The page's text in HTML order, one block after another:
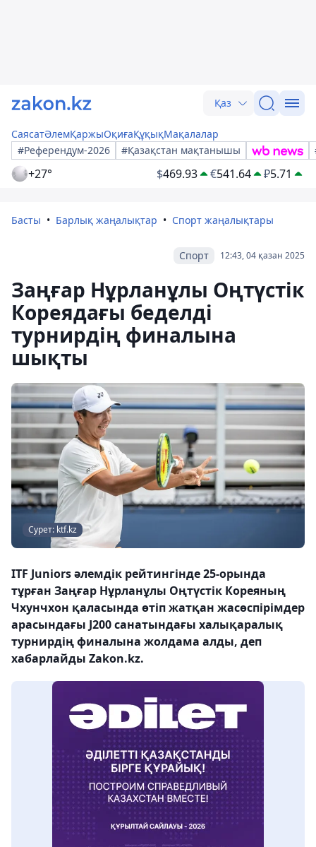
Қаз
СаясатӘлемҚаржыОқиғаҚұқықМақалалар
#Референдум-2026
#Қазақстан мақтанышы
+27° $469.93 €541.64 ₽5.71
Басты Барлық жаңалықтар Спорт жаңалықтары
12:43, 04 қазан 2025
Спорт
Заңғар Нұрланұлы Оңтүстік
Кореядағы беделді
турнирдің финалына
шықты
Сурет: ktf.kz
ITF Juniors әлемдік рейтингінде 25-орында
тұрған Заңғар Нұрланұлы Оңтүстік Кореяның
Чхунчхон қаласында өтіп жатқан жасөспірімдер
арасындағы J200 санатындағы халықаралық
турнирдің финалына жолдама алды, деп
хабарлайды Zakon.kz.